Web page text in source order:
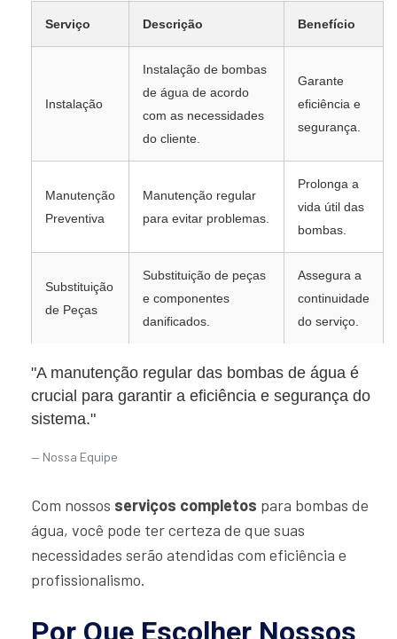
Serviço Descrição Benefício
Instalação
Instalação de bombas
de água de acordo
com as necessidades
do cliente.
Garante
eficiência e
segurança.
Manutenção
Preventiva
Manutenção regular
para evitar problemas.
Prolonga a
vida útil das
bombas.
Substituição
de Peças
Substituição de peças
e componentes
danificados.
Assegura a
continuidade
do serviço.
"A manutenção regular das bombas de água é
crucial para garantir a eficiência e segurança do
sistema."
Nossa Equipe
Com nossos serviços completos para bombas de
água, você pode ter certeza de que suas
necessidades serão atendidas com eficiência e
profissionalismo.
Por Que Escolher Nossos